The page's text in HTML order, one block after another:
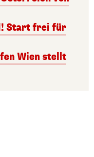
Start frei für
Wien stellt